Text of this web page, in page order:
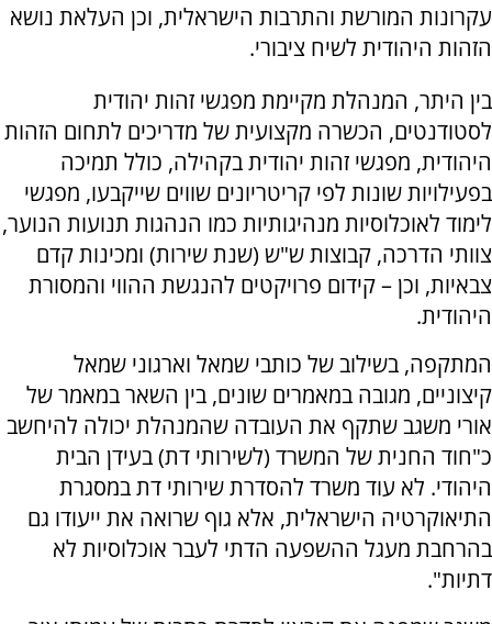
עקרונות המורשת והתרבות הישראלית, וכן העלאת נושא
הזהות היהודית לשיח ציבורי.
בין היתר, המנהלת מקיימת מפגשי זהות יהודית
לסטודנטים, הכשרה מקצועית של מדריכים לתחום הזהות
היהודית, מפגשי זהות יהודית בקהילה, כולל תמיכה
בפעילויות שונות לפי קריטריונים שווים שייקבעו, מפגשי
לימוד לאוכלוסיות מנהיגותיות כמו הנהגות תנועות הנוער,
צוותי הדרכה, קבוצות ש"ש (שנת שירות) ומכינות קדם
צבאיות, וכן – קידום פרויקטים להנגשת ההווי והמסורת
היהודית.
המתקפה, בשילוב של כותבי שמאל וארגוני שמאל
קיצוניים, מגובה במאמרים שונים, בין השאר במאמר של
אורי משגב שתקף את העובדה שהמנהלת יכולה להיחשב
כ"חוד החנית של המשרד (לשירותי דת) בעידן הבית
היהודי. לא עוד משרד להסדרת שירותי דת במסגרת
התיאוקרטיה הישראלית, אלא גוף שרואה את ייעודו גם
בהרחבת מעגל ההשפעה הדתי לעבר אוכלוסיות לא
דתיות".